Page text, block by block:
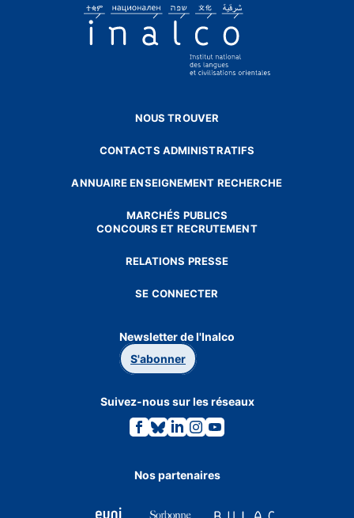
NOUS TROUVER
CONTACTS ADMINISTRATIFS
ANNUAIRE ENSEIGNEMENT RECHERCHE
MARCHÉS PUBLICS
CONCOURS ET RECRUTEMENT
RELATIONS PRESSE
SE CONNECTER
Newsletter de l'Inalco
S'abonner
Suivez-nous sur les réseaux
Lien
vers
Facebook.
Lien
vers
Bluesky.
Lien
vers
Linkedin.
Lien
vers
Instagram.
Lien
vers
Youtube.
Nos partenaires